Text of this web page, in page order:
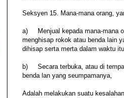
Seksyen 15. Mana-mana orang,
a) Menjual kepada mana-mana
menghisap rokok atau benda lain
dihisap serta merta dalam waktu
b) Secara terbuka, atau di
benda lan yang seumpamanya,
Adalah melakukan suatu